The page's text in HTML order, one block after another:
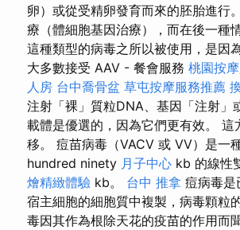
卵）或從受精卵發育而來的胚胎進行
療（體細胞基因治療），而在後一種
這種類型的病毒之所以被使用，是因
大多數接受 AAV - 餐會服務 桃園按
人房 台中喬骨盆 草屯按摩服務推薦
注射「裸」質粒DNA、基因「注射」
載體是優選的，因為它們更有效。
移。 痘苗病毒（VACV 或 VV）是一
hundred ninety 月子中心 kb 的線性
燴精緻體驗 kb。 台中 推拿 痘病毒是
宿主細胞的細胞質中複製，病毒顆
毒因其作為根除天花的疫苗的作用而